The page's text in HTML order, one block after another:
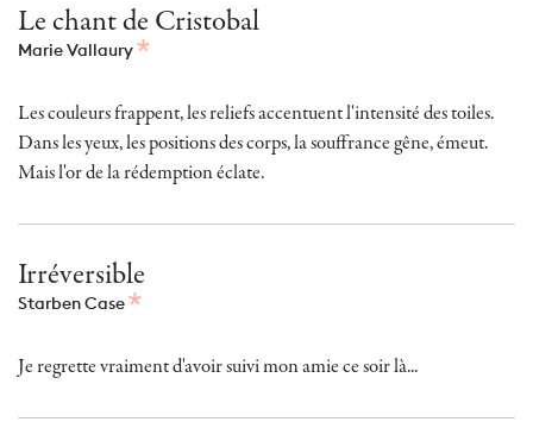
Le chant de Cristobal
Marie Vallaury
Les couleurs frappent, les reliefs accentuent l'intensité des toiles.
Dans les yeux, les positions des corps, la souffrance gêne, émeut.
Mais l'or de la rédemption éclate.
Irréversible
Starben Case
Je regrette vraiment d'avoir suivi mon amie ce soir là...